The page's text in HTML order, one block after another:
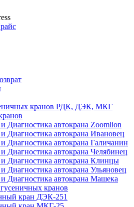
кранов РДК, ДЭК, МКГ
Диагностика автокрана Zoomlion
Диагностика автокрана Ивановец
Диагностика автокрана Галичанин
Диагностика автокрана Челябинец
Диагностика автокрана Клинцы
Диагностика автокрана Ульяновец
Диагностика автокрана Машека
кранов
кран ДЭК-251